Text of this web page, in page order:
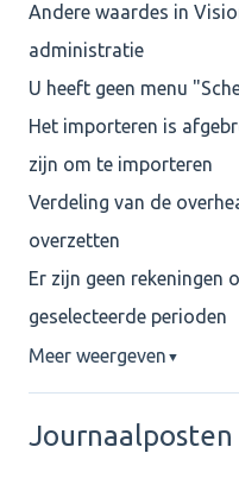
Andere waardes in
administratie
U heeft geen menu
Het importeren is
zijn om te importeren
Verdeling van de
overzetten
Er zijn geen rekeningen
geselecteerde perioden
Meer weergeven ▼
Journaalposten